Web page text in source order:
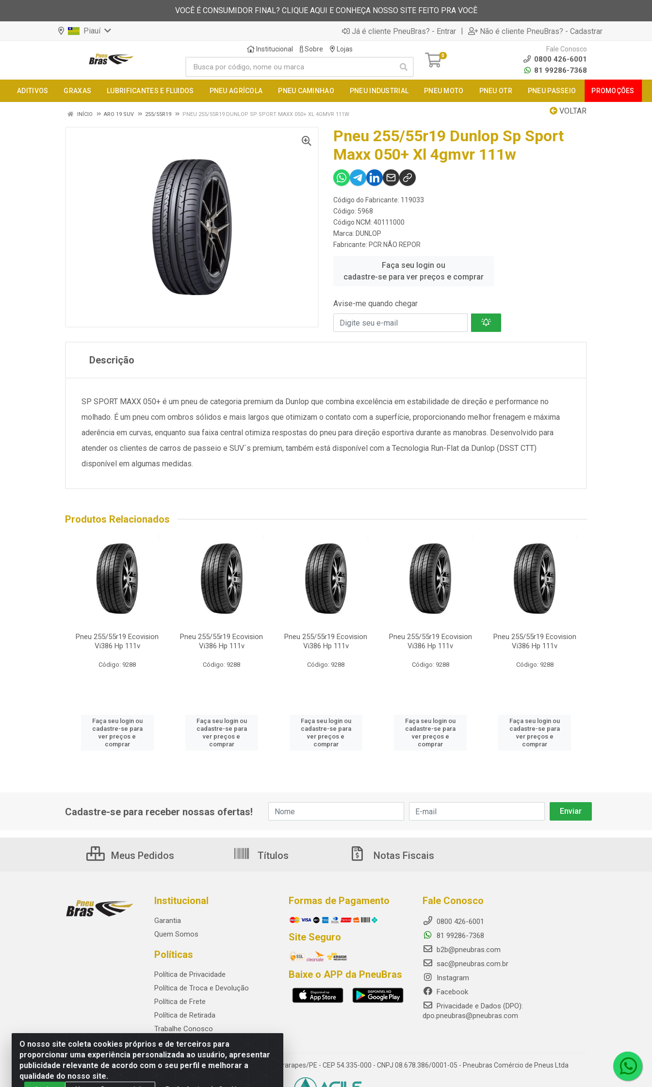
VOCÊ É CONSUMIDOR FINAL? CLIQUE AQUI E CONHEÇA NOSSO SITE FEITO PRA VOCÊ
Piauí Já é cliente PneuBras? - Entrar | Não é cliente PneuBras? - Cadastrar
Institucional Sobre Lojas
0
Fale Conosco
0800 426-6001
81 99286-7368
ADITIVOS GRAXAS LUBRIFICANTES E FLUIDOS PNEU AGRÍCOLA PNEU CAMINHAO PNEU INDUSTRIAL PNEU MOTO PNEU OTR PNEU PASSEIO PROMOÇÕES
VOLTAR
INÍCIO ARO 19 SUV 255/55R19 PNEU 255/55R19 DUNLOP SP SPORT MAXX 050+ XL 4GMVR 111W
Pneu 255/55r19 Dunlop Sp Sport
Maxx 050+ Xl 4gmvr 111w
Código do Fabricante: 119033
Código: 5968
Código NCM: 40111000
Marca: DUNLOP
Fabricante: PCR NÃO REPOR
Faça seu login ou
cadastre-se para ver preços e comprar
Avise-me quando chegar
Descrição
SP SPORT MAXX 050+ é um pneu de categoria premium da Dunlop que combina excelência em estabilidade de direção e performance no
molhado. É um pneu com ombros sólidos e mais largos que otimizam o contato com a superfície, proporcionando melhor frenagem e máxima
aderência em curvas, enquanto sua faixa central otimiza respostas do pneu para direção esportiva durante as manobras. Desenvolvido para
atender os clientes de carros de passeio e SUV´s premium, também está disponível com a Tecnologia Run-Flat da Dunlop (DSST CTT)
disponível em algumas medidas.
Produtos Relacionados
Pneu 255/55r19 Ecovision
Vi386 Hp 111v
Código: 9288
Faça seu login ou
cadastre-se para
ver preços e
comprar
Pneu 255/55r19 Ecovision
Vi386 Hp 111v
Código: 9288
Faça seu login ou
cadastre-se para
ver preços e
comprar
Pneu 255/55r19 Ecovision
Vi386 Hp 111v
Código: 9288
Faça seu login ou
cadastre-se para
ver preços e
comprar
Pneu 255/55r19 Ecovision
Vi386 Hp 111v
Código: 9288
Faça seu login ou
cadastre-se para
ver preços e
comprar
Pneu 255/55r19 Ecovision
Vi386 Hp 111v
Código: 9288
Faça seu login ou
cadastre-se para
ver preços e
comprar
O nosso site coleta cookies próprios e de terceiros para
proporcionar uma experiência personalizada ao usuário, apresentar
publicidade relevante de acordo com o seu perfil e melhorar a
qualidade do nosso site.
Cadastre-se para receber nossas ofertas!
Meus Pedidos Títulos Notas Fiscais
Institucional
Garantia
Quem Somos
Políticas
Política de Privacidade
Política de Troca e Devolução
Política de Frete
Política de Retirada
Trabalhe Conosco
Formas de Pagamento
Site Seguro
Baixe o APP da PneuBras
Fale Conosco
0800 426-6001
81 99286-7368
b2b@pneubras.com
sac@pneubras.com.br
Instagram
Facebook
Privacidade e Dados (DPO):
dpo.pneubras@pneubras.com
PneuBras - Rodovia BR-101, KM 82 - Prazeres, Jaboatão dos Guararapes/PE - CEP 54.335-000 - CNPJ 08.678.386/0001-05 - Pneubras Comércio de Pneus Ltda